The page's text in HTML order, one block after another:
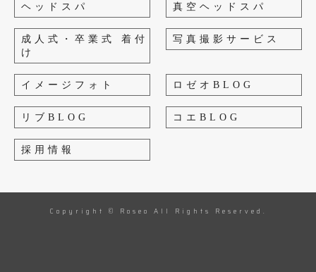
ヘッドスパ 真空ヘッドスパ
成人式・卒業式 着付
け
写真撮影サービス
イメージフォト ロゼオBLOG
リブBLOG コエBLOG
採用情報
Copyright © Roseo All Rights Reserved.